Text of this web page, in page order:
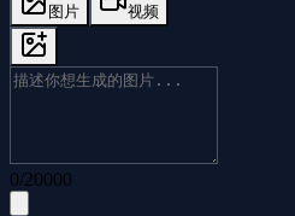
图片 视频
0/20000